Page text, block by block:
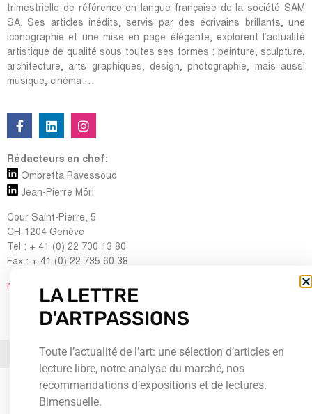
trimestrielle de référence en langue française de la société SAM
SA. Ses articles inédits, servis par des écrivains brillants, une
iconographie et une mise en page élégante, explorent l’actualité
artistique de qualité sous toutes ses formes : peinture, sculpture,
architecture, arts graphiques, design, photographie, mais aussi
musique, cinéma …
Rédacteurs en chef:
Ombretta Ravessoud
Jean-Pierre Möri
Cour Saint-Pierre, 5
CH-1204 Genève
Tel : + 41 (0) 22 700 13 80
Fax : + 41 (0) 22 735 60 38
redaction@artpassions.ch
© 2026Tous droits réservés
LA LETTRE
D'ARTPASSIONS
Toute l’actualité de l’art: une sélection d’articles en
lecture libre, notre analyse du marché, nos
recommandations d’expositions et de lectures.
Bimensuelle.